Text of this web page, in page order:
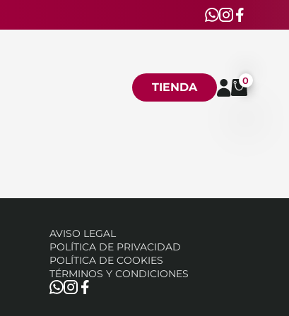
TIENDA 0
AVISO LEGAL
POLÍTICA DE PRIVACIDAD
POLÍTICA DE COOKIES
TÉRMINOS Y CONDICIONES